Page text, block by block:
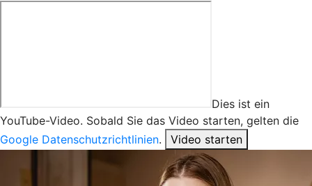
Dies ist ein
YouTube-Video. Sobald Sie das Video starten, gelten die
Google Datenschutzrichtlinien. Video starten